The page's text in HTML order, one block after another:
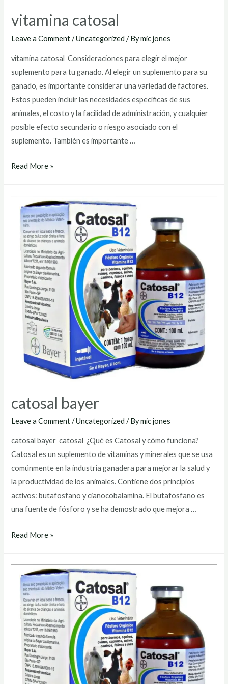
vitamina catosal
Leave a Comment /Uncategorized / Bymic jones
vitamina catosal Consideraciones para elegir el mejor
suplemento para tu ganado. Al elegir un suplemento para su
ganado, es importante considerar una variedad de factores.
Estos pueden incluir las necesidades específicas de sus
animales, el costo y la facilidad de administración, y cualquier
posible efecto secundario o riesgo asociado con el
suplemento. También es importante …
vitamina
Read More »
catosal bayer
Leave a Comment /Uncategorized / Bymic jones
catosal bayer catosal ¿Qué es Catosal y cómo funciona?
Catosal es un suplemento de vitaminas y minerales que se usa
comúnmente en la industria ganadera para mejorar la salud y
la productividad de los animales. Contiene dos principios
activos: butafosfano y cianocobalamina. El butafosfano es
una fuente de fósforo y se ha demostrado que mejora …
catosal
Read More »